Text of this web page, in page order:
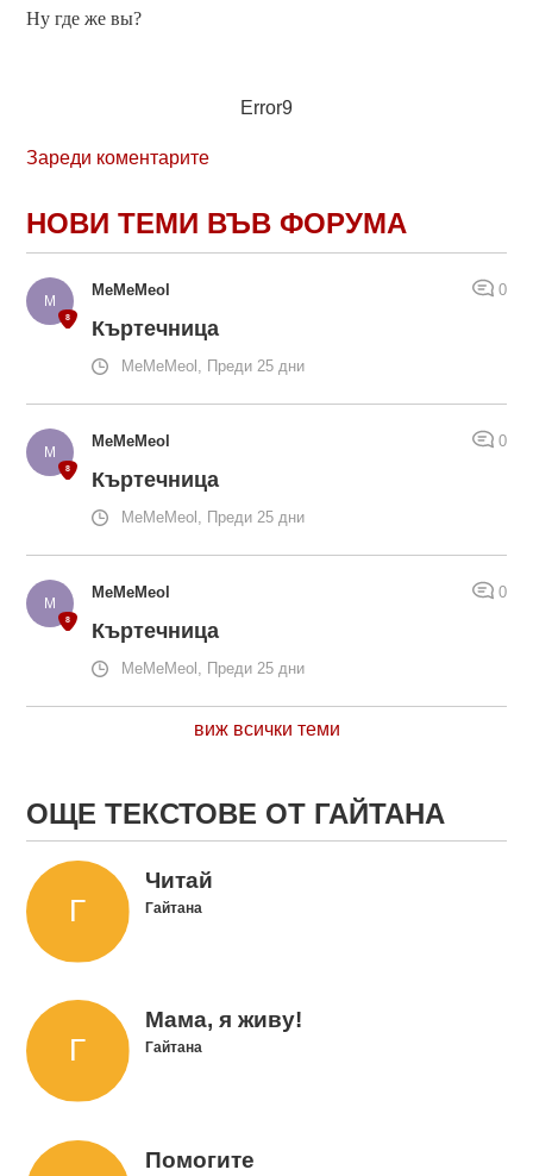
Ну где же вы?
Error9
Зареди коментарите
НОВИ ТЕМИ ВЪВ ФОРУМА
MeMeMeol 0
Къртечница
MeMeMeol, Преди 25 дни
MeMeMeol 0
Къртечница
MeMeMeol, Преди 25 дни
MeMeMeol 0
Къртечница
MeMeMeol, Преди 25 дни
виж всички теми
ОЩЕ ТЕКСТОВЕ ОТ ГАЙТАНА
Читай
Гайтана
Мама, я живу!
Гайтана
Помогите